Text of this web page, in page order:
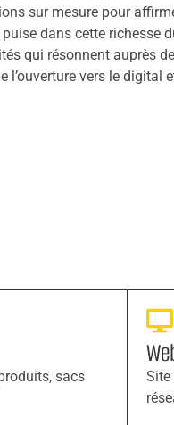
sur mesure pour
puise dans cette richesse
qui résonnent auprès
l’ouverture vers le digital
sacs
Site